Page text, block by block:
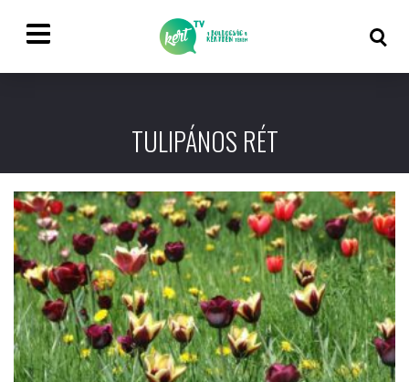
TULIPÁNOS RÉT